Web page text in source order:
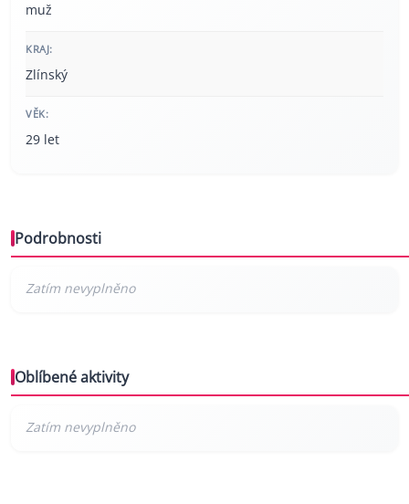
muž
KRAJ:
Zlínský
VĚK:
29 let
Podrobnosti
Oblíbené aktivity